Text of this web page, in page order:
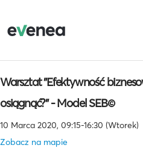
Warsztat "Efektywność
osiągnąć?" - Model SEB©
10 Marca 2020, 09:15-16:30 (Wtorek)
Zobacz na mapie